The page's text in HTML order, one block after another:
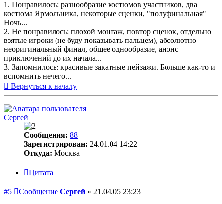
1. Понравилось: разнообразие костюмов участников, два
костюма Ярмольника, некоторые сценки, "полуфинальная"
Ночь...
2. Не понравилось: плохой монтаж, повтор сценок, отдельно
взятые игроки (не буду показывать пальцем), абсолютно
неоригинальный финал, общее однообразие, анонс
приключений до их начала...
3. Запомнилось: красивые закатные пейзажи. Больше как-то и
вспомнить нечего...
Вернуться к началу
Сергей
Сообщения: 88
Зарегистрирован: 24.01.04 14:22
Откуда: Москва
Цитата
#5 Сообщение Сергей » 21.04.05 23:23